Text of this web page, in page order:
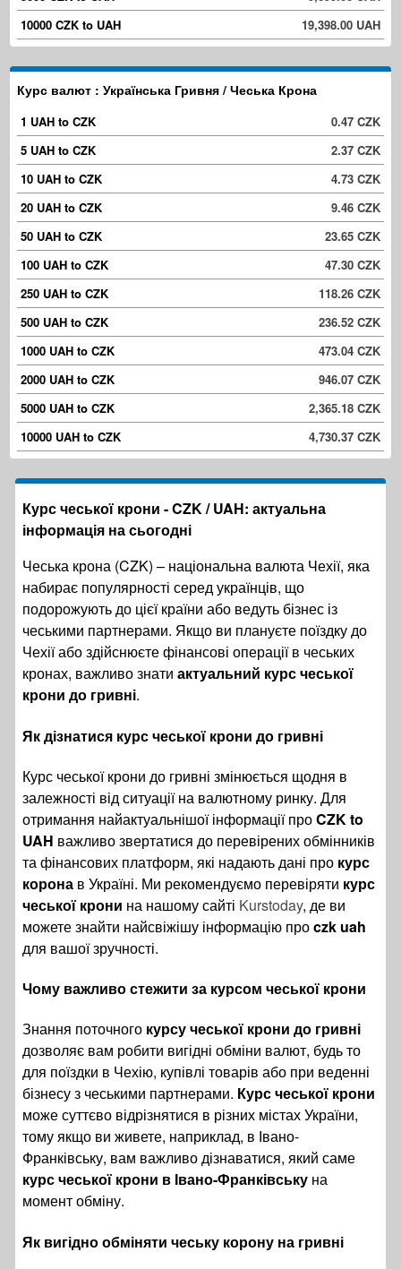
10000 CZK to UAH
19,398.00 UAH
Курс валют : Українська Гривня / Чеська Крона
1 UAH to CZK
0.47 CZK
5 UAH to CZK
2.37 CZK
10 UAH to CZK
4.73 CZK
20 UAH to CZK
9.46 CZK
50 UAH to CZK
23.65 CZK
100 UAH to CZK
47.30 CZK
250 UAH to CZK
118.26 CZK
500 UAH to CZK
236.52 CZK
1000 UAH to CZK
473.04 CZK
2000 UAH to CZK
946.07 CZK
5000 UAH to CZK
2,365.18 CZK
10000 UAH to CZK
4,730.37 CZK
Курс чеської крони - CZK / UAH: актуальна
інформація на сьогодні
Чеська крона (CZK) – національна валюта Чехії, яка
набирає популярності серед українців, що
подорожують до цієї країни або ведуть бізнес із
чеськими партнерами. Якщо ви плануєте поїздку до
Чехії або здійснюєте фінансові операції в чеських
кронах, важливо знати актуальний курс чеської
крони до гривні.
Як дізнатися курс чеської крони до гривні
Курс чеської крони до гривні змінюється щодня в
залежності від ситуації на валютному ринку. Для
отримання найактуальнішої інформації проCZK to
UAH важливо звертатися до перевірених обмінників
та фінансових платформ, які надають дані про курс
корона в Україні. Ми рекомендуємо перевіряти курс
чеської крони на нашому сайті Kurstoday, де ви
можете знайти найсвіжішу інформацію проczk uah
для вашої зручності.
Чому важливо стежити за курсом чеської крони
Знання поточного курсу чеської крони до гривні
дозволяє вам робити вигідні обміни валют, будь то
для поїздки в Чехію, купівлі товарів або при веденні
бізнесу з чеськими партнерами. Курс чеської крони
може суттєво відрізнятися в різних містах України,
тому якщо ви живете, наприклад, в Івано-
Франківську, вам важливо дізнаватися, який саме
курс чеської крони в Івано-Франківську на
момент обміну.
Як вигідно обміняти чеську корону на гривні